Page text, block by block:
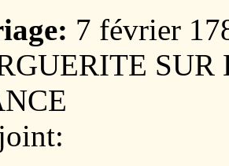
7 février
SUR